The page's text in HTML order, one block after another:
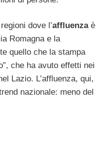
dove l’affluenzaè
Romagna e la
quello che la stampa
che ha avuto effetti nei
Lazio. L’affluenza, qui,
nazionale: meno del